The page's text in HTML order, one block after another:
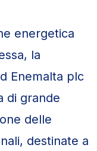
energetica
la
Enemalta plc
di grande
delle
destinate a